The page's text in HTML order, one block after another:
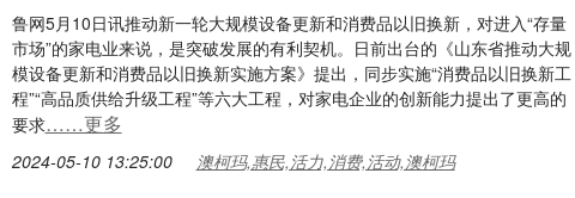
鲁网5月10日讯推动新一轮大规模设备更新和消费品以旧换新，对进入“存量
市场”的家电业来说，是突破发展的有利契机。日前出台的《山东省推动大规
模设备更新和消费品以旧换新实施方案》提出，同步实施“消费品以旧换新工
程”“高品质供给升级工程”等六大工程，对家电企业的创新能力提出了更高的
要求……更多
2024-05-10 13:25:00 澳柯玛,惠民,活力,消费,活动,澳柯玛